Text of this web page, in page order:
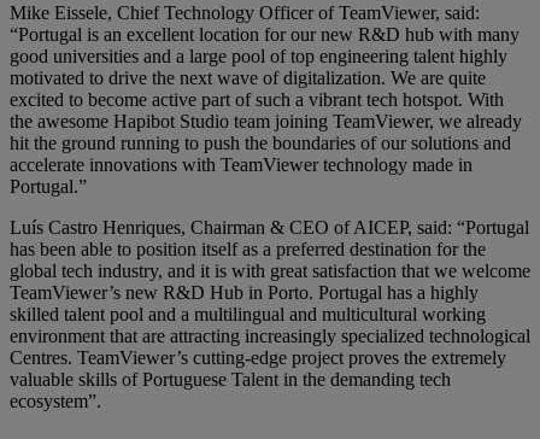
Mike Eissele, Chief Technology Officer of TeamViewer, said:
“Portugal is an excellent location for our new R&D hub with many
good universities and a large pool of top engineering talent highly
motivated to drive the next wave of digitalization. We are quite
excited to become active part of such a vibrant tech hotspot. With
the awesome Hapibot Studio team joining TeamViewer, we already
hit the ground running to push the boundaries of our solutions and
accelerate innovations with TeamViewer technology made in
Portugal.”
Luís Castro Henriques, Chairman & CEO of AICEP, said: “Portugal
has been able to position itself as a preferred destination for the
global tech industry, and it is with great satisfaction that we welcome
TeamViewer’s new R&D Hub in Porto. Portugal has a highly
skilled talent pool and a multilingual and multicultural working
environment that are attracting increasingly specialized technological
Centres. TeamViewer’s cutting-edge project proves the extremely
valuable skills of Portuguese Talent in the demanding tech
ecosystem”.